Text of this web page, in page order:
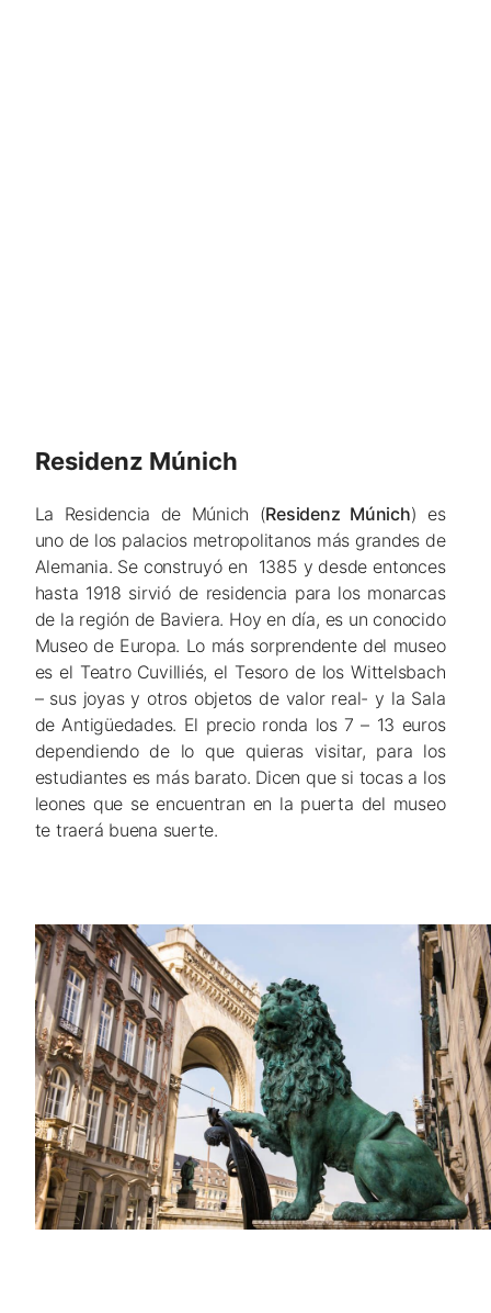
Residenz Múnich
La Residencia de Múnich (Residenz Múnich) es
uno de los palacios metropolitanos más grandes de
Alemania. Se construyó en 1385 y desde entonces
hasta 1918 sirvió de residencia para los monarcas
de la región de Baviera. Hoy en día, es un conocido
Museo de Europa. Lo más sorprendente del museo
es el Teatro Cuvilliés, el Tesoro de los Wittelsbach
– sus joyas y otros objetos de valor real- y la Sala
de Antigüedades. El precio ronda los 7 – 13 euros
dependiendo de lo que quieras visitar, para los
estudiantes es más barato. Dicen que si tocas a los
leones que se encuentran en la puerta del museo
te traerá buena suerte.